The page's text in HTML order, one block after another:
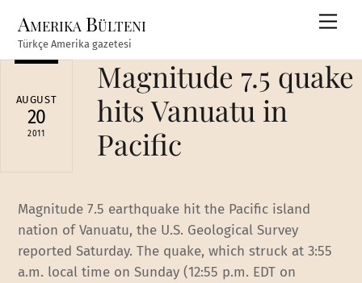
content
Amerika Bülteni
Türkçe Amerika gazetesi
AUGUST
20
2011
Magnitude 7.5 quake
hits Vanuatu in
Pacific
Magnitude 7.5 earthquake hit the Pacific island
nation of Vanuatu, the U.S. Geological Survey
reported Saturday. The quake, which struck at 3:55
a.m. local time on Sunday (12:55 p.m. EDT on